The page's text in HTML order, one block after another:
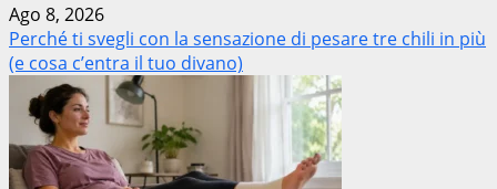
Ago 8, 2026
Perché ti svegli con la sensazione di pesare tre chili in più
(e cosa c’entra il tuo divano)